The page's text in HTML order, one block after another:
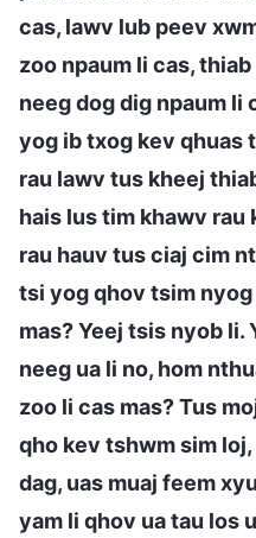
cas, lawv lub peev
zoo npaum li cas,
neeg dog dig npaum li
yog ib txog kev qhuas
rau lawv tus kheej
hais lus tim khawv rau
rau hauv tus ciaj cim
tsi yog qhov tsim
mas? Yeej tsis nyob li.
neeg ua li no, hom
zoo li cas mas? Tus
qho kev tshwm sim
dag, uas muaj feem
yam li qhov ua tau los